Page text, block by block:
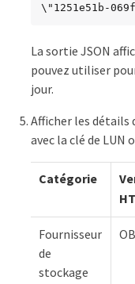
\"1251e51b-
La sortie JSON
pouvez utiliser
jour.
Afficher les détails
avec la clé de LUN
Catégorie
Fournisseur
de
stockage